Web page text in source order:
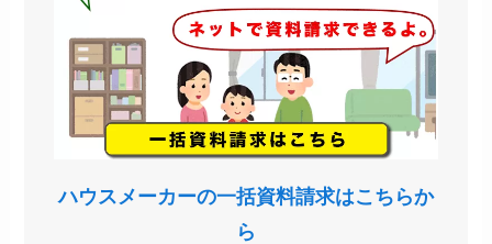
ハウスメーカーの一括資料請求はこちらか
ら